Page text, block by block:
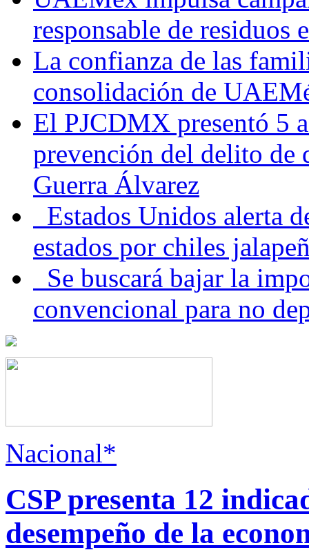
responsable de residuos
La confianza de las
consolidación de
El PJCDMX presentó 5
prevención del delito de
Guerra Álvarez
Estados Unidos alerta
estados por chiles
Se buscará bajar la
convencional para no
Nacional*
CSP presenta 12
desempeño de la